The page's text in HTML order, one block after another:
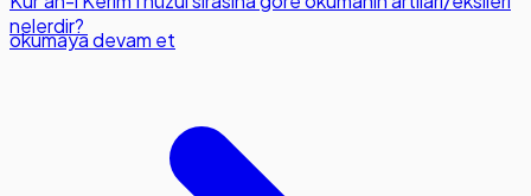
nelerdir?
okumaya devam et